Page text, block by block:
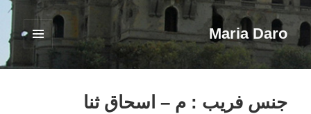
Maria Daro
فهرست
ابزارک‌ها
جنس فریب : م – اسحاق ثنا